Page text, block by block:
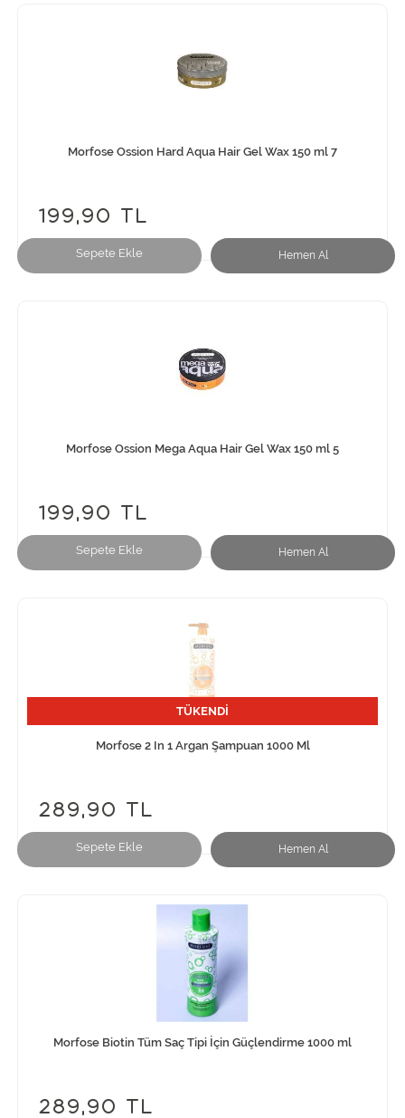
Sepete Ekle Hemen Al
Morfose Ossion Hard Aqua Hair Gel Wax 150 ml 7
199,90 TL
Sepete Ekle Hemen Al
Morfose Ossion Mega Aqua Hair Gel Wax 150 ml 5
199,90 TL
Sepete Ekle Hemen Al
TÜKENDİ
Morfose 2 In 1 Argan Şampuan 1000 Ml
289,90 TL
Morfose Biotin Tüm Saç Tipi İçin Güçlendirme 1000 ml
289,90 TL